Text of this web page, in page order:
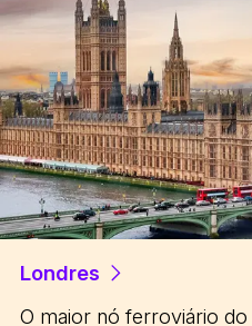
Londres
O maior nó ferroviário